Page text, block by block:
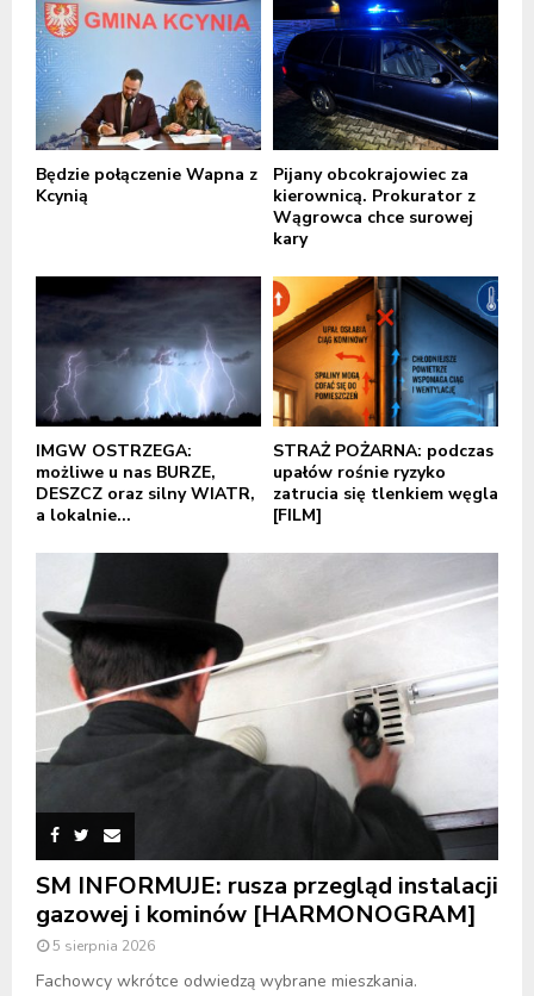
Będzie połączenie Wapna z
Kcynią
Pijany obcokrajowiec za
kierownicą. Prokurator z
Wągrowca chce surowej
kary
IMGW OSTRZEGA:
możliwe u nas BURZE,
DESZCZ oraz silny WIATR,
a lokalnie...
STRAŻ POŻARNA: podczas
upałów rośnie ryzyko
zatrucia się tlenkiem węgla
[FILM]
SM INFORMUJE: rusza przegląd instalacji
gazowej i kominów [HARMONOGRAM]
5 sierpnia 2026
Fachowcy wkrótce odwiedzą wybrane mieszkania.